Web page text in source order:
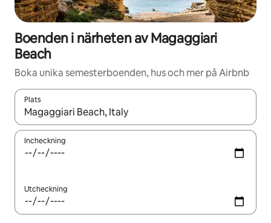
Boenden i närheten av Magaggiari
Beach
Boka unika semesterboenden, hus och mer på Airbnb
Plats
När resultaten är tillgängliga kan du navigera med upp- och
Incheckning
Utcheckning